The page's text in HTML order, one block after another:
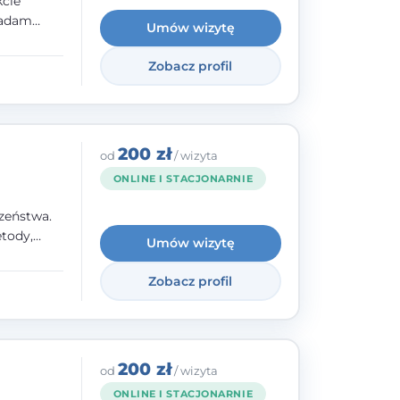
Umów wizytę
Zobacz profil
na
i
od 200 zł/ wizyta
ONLINE I STACJONARNIE
Umów wizytę
Zobacz profil
od 200 zł/ wizyta
ONLINE I STACJONARNIE